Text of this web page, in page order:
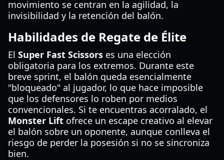
movimiento se centran en la agilidad, la
invisibilidad y la retención del balón.
Habilidades de Regate de Élite
El Super Fast Scissors es una elección
obligatoria para los extremos. Durante este
breve sprint, el balón queda esencialmente
"bloqueado" al jugador, lo que hace imposible
que los defensores lo roben por medios
convencionales. Si te encuentras acorralado, el
Monster Lift ofrece un escape creativo al elevar
el balón sobre un oponente, aunque conlleva el
riesgo de perder la posesión si no se sincroniza
bien.